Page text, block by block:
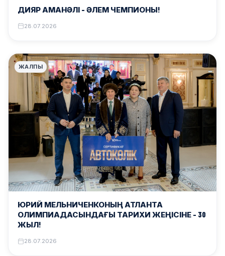
ДИЯР АМАНӘЛІ – ӘЛЕМ ЧЕМПИОНЫ!
28.07.2026
ЖАЛПЫ
ЮРИЙ МЕЛЬНИЧЕНКОНЫҢ АТЛАНТА
ОЛИМПИАДАСЫНДАҒЫ ТАРИХИ ЖЕҢІСІНЕ – 30
ЖЫЛ!
28.07.2026